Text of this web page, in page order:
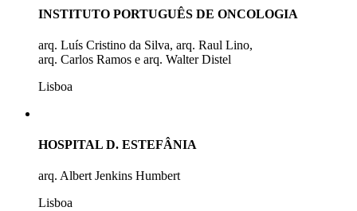
INSTITUTO PORTUGUÊS DE ONCOLOGIA
arq. Luís Cristino da Silva, arq. Raul Lino,
arq. Carlos Ramos e arq. Walter Distel
Lisboa
HOSPITAL D. ESTEFÂNIA
arq. Albert Jenkins Humbert
Lisboa